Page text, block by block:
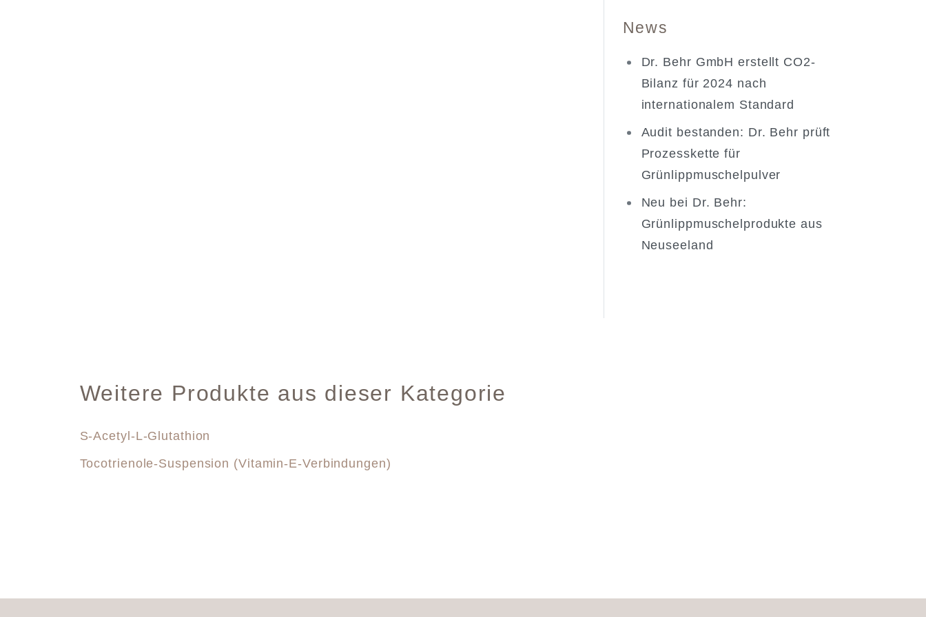
News
Dr. Behr GmbH erstellt CO2-
Bilanz für 2024 nach
internationalem Standard
Audit bestanden: Dr. Behr prüft
Prozesskette für
Grünlippmuschelpulver
Neu bei Dr. Behr:
Grünlippmuschelprodukte aus
Neuseeland
Weitere Produkte aus dieser Kategorie
S-Acetyl-L-Glutathion
Tocotrienole-Suspension (Vitamin-E-Verbindungen)